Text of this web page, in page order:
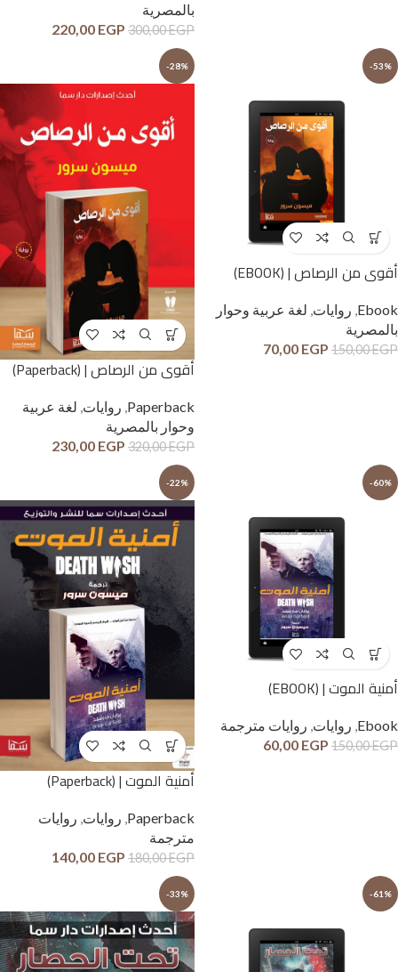
بالمصرية
300,00EGP
220,00 EGP
-53%
أقوى من الرصاص | (EBOOK)
Ebook روايات لغة عربية وحوار
بالمصرية
150,00EGP
70,00 EGP
-28%
أقوى من الرصاص | (Paperback)
Paperback
, روايات, لغة عربية
وحوار بالمصرية
320,00EGP
230,00 EGP
-60%
أمنية الموت | (EBOOK)
Ebook
, روايات, روايات مترجمة
150,00EGP
60,00 EGP
-22%
أمنية الموت | (Paperback)
Paperback روايات روايات
مترجمة
180,00EGP
140,00 EGP
-61%
-33%